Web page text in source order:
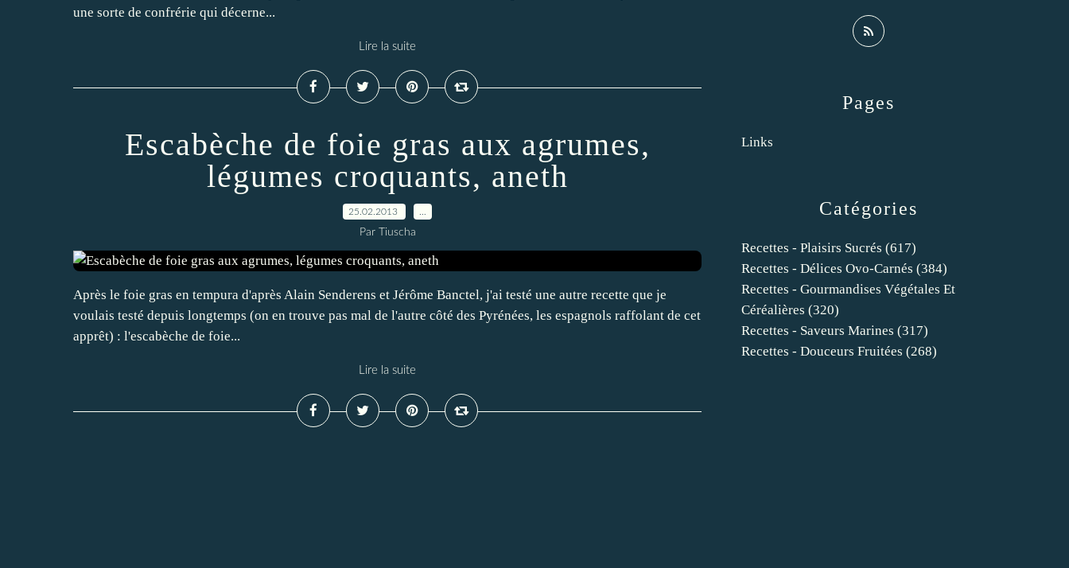
une sorte de confrérie qui décerne...
Lire la suite
Escabèche de foie gras aux agrumes,
légumes croquants, aneth
25.02.2013
Par Tiuscha
Après le foie gras en tempura d'après Alain Senderens et Jérôme Banctel, j'ai testé une autre recette que je
voulais testé depuis longtemps (on en trouve pas mal de l'autre côté des Pyrénées, les espagnols raffolant de cet
apprêt) : l'escabèche de foie...
Lire la suite
Catégories
Recettes - Plaisirs Sucrés (617)
Recettes - Délices Ovo-Carnés (384)
Recettes - Gourmandises Végétales Et
Céréalières (320)
Recettes - Saveurs Marines (317)
Recettes - Douceurs Fruitées (268)
Pages
Links